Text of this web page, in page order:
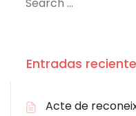
Entradas
Acte de